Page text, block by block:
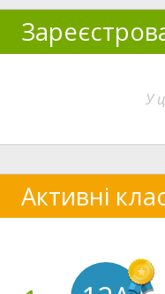
У
Активні